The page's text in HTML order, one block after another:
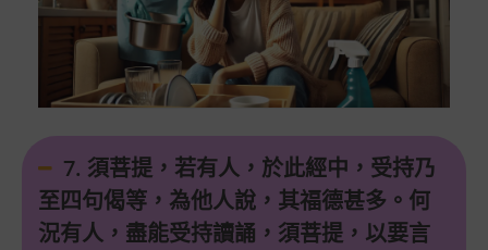
7. 須菩提，若有人，於此經中，受持乃
至四句偈等，為他人說，其福德甚多。何
況有人，盡能受持讀誦，須菩提，以要言